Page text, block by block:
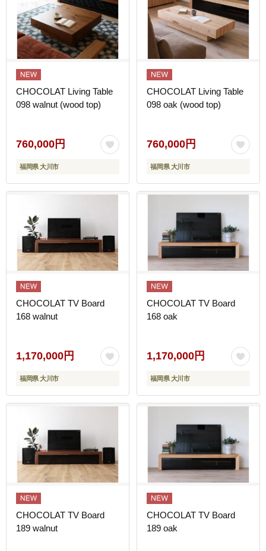
CHOCOLAT Living Table
098 walnut (wood top)
760,000円
福岡県 大川市
CHOCOLAT Living Table
098 oak (wood top)
760,000円
福岡県 大川市
CHOCOLAT TV Board
168 walnut
1,170,000円
福岡県 大川市
CHOCOLAT TV Board
168 oak
1,170,000円
福岡県 大川市
CHOCOLAT TV Board
189 walnut
CHOCOLAT TV Board
189 oak